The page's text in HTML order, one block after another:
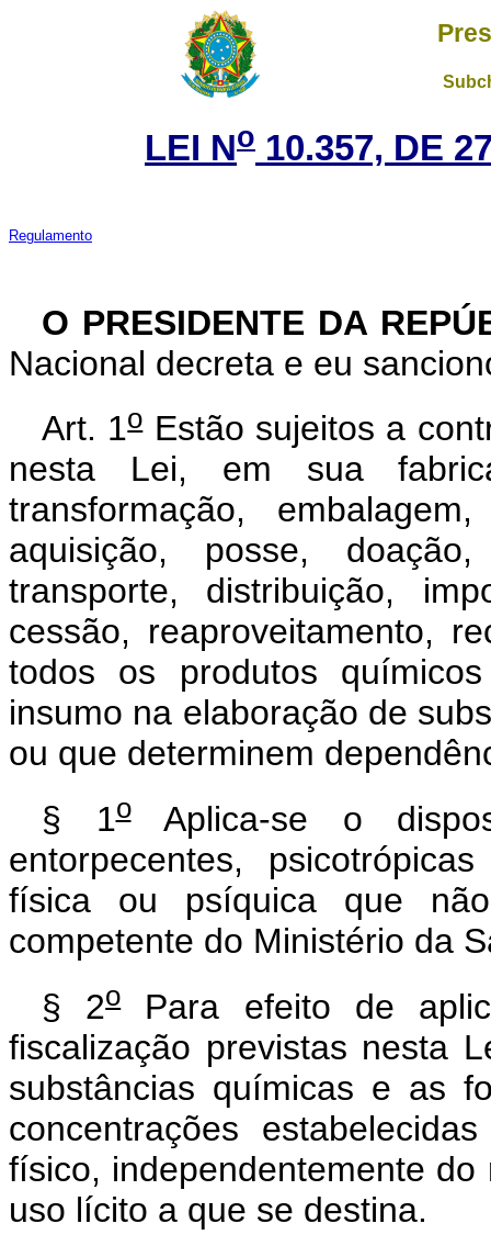
LEI No 10.357, DE
Regulamento
O PRESIDENTE DA
Nacional decreta e eu
Art. 1oEstão sujeitos a
nesta Lei, em sua
transformação,
aquisição, posse,
transporte, distribuição,
cessão, reaproveitamento,
todos os produtos
insumo na elaboração de
ou que determinem
§ 1oAplica-se o
entorpecentes,
física ou psíquica que
competente do Ministério da
§ 2oPara efeito de
fiscalização previstas nesta
substâncias químicas e as
concentrações
físico, independentemente
uso lícito a que se destina.